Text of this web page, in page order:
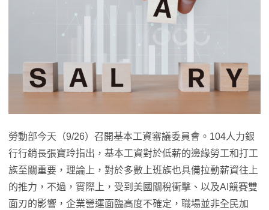
勞動部今天（9/26）召開基本工資審議委員會。104人力銀
行行銷長張寶玲指出，基本工資對於低薪的邊緣勞工和打工
族至關重要，理論上，對於多數上班族也具備拉動薪資往上
的推力，不過，實際上，受到美國關稅衝擊、以及AI競賽雙
面刃的影響，企業營運面臨高度不確定，職場並非全民加